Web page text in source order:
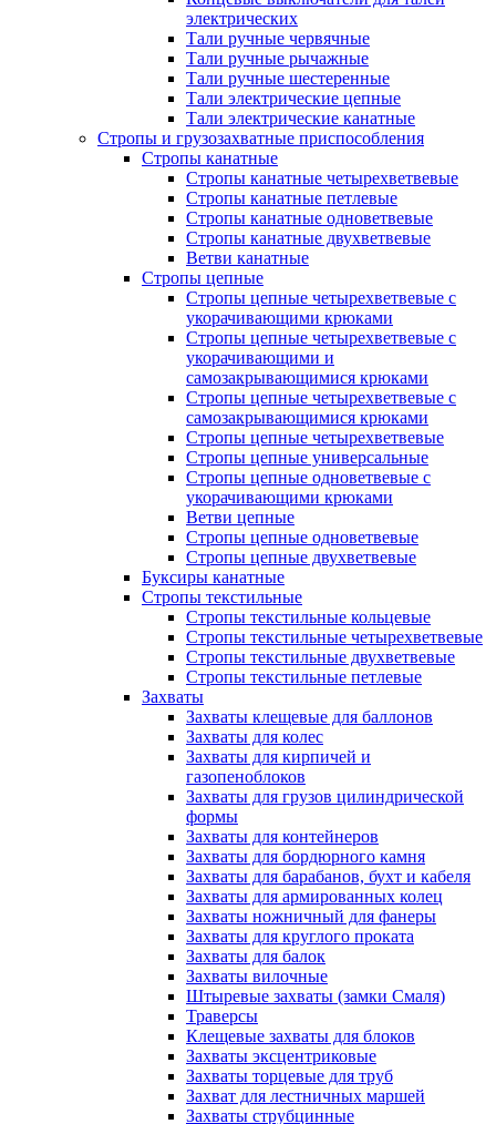
электрических
Тали ручные червячные
Тали ручные рычажные
Тали ручные шестеренные
Тали электрические цепные
Тали электрические канатные
Стропы и грузозахватные приспособления
Стропы канатные
Стропы канатные четырехветвевые
Стропы канатные петлевые
Стропы канатные одноветвевые
Стропы канатные двухветвевые
Ветви канатные
Стропы цепные
Стропы цепные четырехветвевые с
укорачивающими крюками
Стропы цепные четырехветвевые с
укорачивающими и
самозакрывающимися крюками
Стропы цепные четырехветвевые с
самозакрывающимися крюками
Стропы цепные четырехветвевые
Стропы цепные универсальные
Стропы цепные одноветвевые с
укорачивающими крюками
Ветви цепные
Стропы цепные одноветвевые
Стропы цепные двухветвевые
Буксиры канатные
Стропы текстильные
Стропы текстильные кольцевые
Стропы текстильные четырехветвевые
Стропы текстильные двухветвевые
Стропы текстильные петлевые
Захваты
Захваты клещевые для баллонов
Захваты для колес
Захваты для кирпичей и
газопеноблоков
Захваты для грузов цилиндрической
формы
Захваты для контейнеров
Захваты для бордюрного камня
Захваты для барабанов, бухт и кабеля
Захваты для армированных колец
Захваты ножничный для фанеры
Захваты для круглого проката
Захваты для балок
Захваты вилочные
Штыревые захваты (замки Смаля)
Траверсы
Клещевые захваты для блоков
Захваты эксцентриковые
Захваты торцевые для труб
Захват для лестничных маршей
Захваты струбцинные